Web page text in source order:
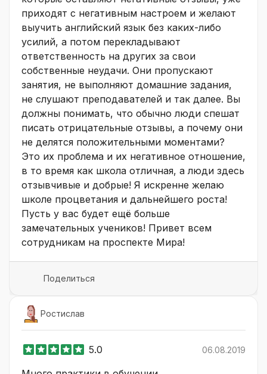
приходят с негативным настроем и желают
выучить английский язык без каких-либо
усилий, а потом перекладывают
ответственность на других за свои
собственные неудачи. Они пропускают
занятия, не выполняют домашние задания,
не слушают преподавателей и так далее. Вы
должны понимать, что обычно люди спешат
писать отрицательные отзывы, а почему они
не делятся положительными моментами?
Это их проблема и их негативное отношение,
в то время как школа отличная, а люди здесь
отзывчивые и добрые! Я искренне желаю
школе процветания и дальнейшего роста!
Пусть у вас будет ещё больше
замечательных учеников! Привет всем
сотрудникам на проспекте Мира!
Поделиться
Ростислав
5.0 06.08.2019